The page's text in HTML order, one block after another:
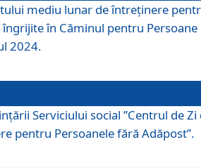
mediu lunar de întreţinere
în Căminul pentru Persoane
2024.
Serviciului social ”Centrul de Zi
pentru Persoanele fără Adăpost”.